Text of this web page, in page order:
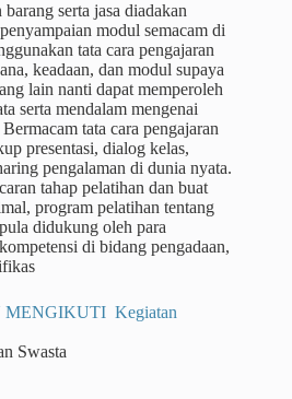
serta jasa diadakan
modul semacam di
tata cara pengajaran
keadaan, dan modul supaya
lain nanti dapat memperoleh
serta mendalam mengenai
tata cara pengajaran
presentasi, dialog kelas,
pengalaman di dunia nyata.
tahap pelatihan dan buat
program pelatihan tentang
didukung oleh para
di bidang pengadaan,
Kegiatan
Swasta